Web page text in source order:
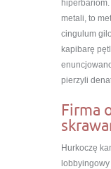
metali, to
cingulum
kapibarę
pierzyli
Firma
Hurkoczę